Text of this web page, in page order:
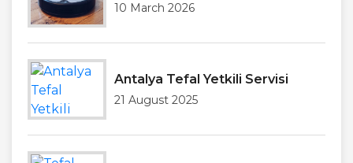
10 March 2026
Antalya Tefal Yetkili Servisi
21 August 2025